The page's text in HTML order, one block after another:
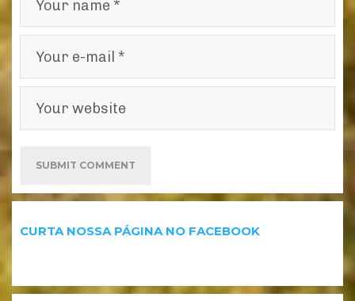
CURTA NOSSA PÁGINA NO FACEBOOK